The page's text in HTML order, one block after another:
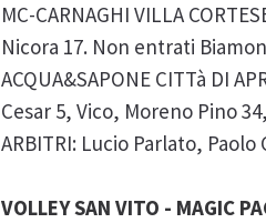
MC-CARNAGHI VILLA
Nicora 17. Non entrati
ACQUA&SAPONE CITTà DI
Cesar 5, Vico, Moreno Pino
ARBITRI: Lucio Parlato,
VOLLEY SAN VITO - MAGIC